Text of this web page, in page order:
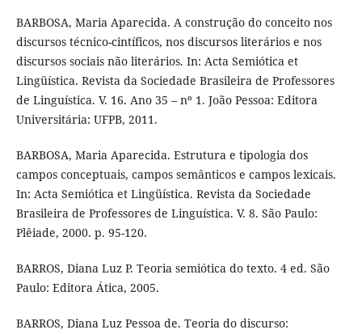
BARBOSA, Maria Aparecida. A construção do conceito nos
discursos técnico-cintíficos, nos discursos literários e nos
discursos sociais não literários. In: Acta Semiótica et
Lingüística. Revista da Sociedade Brasileira de Professores
de Linguística. V. 16. Ano 35 – nº 1. João Pessoa: Editora
Universitária: UFPB, 2011.
BARBOSA, Maria Aparecida. Estrutura e tipologia dos
campos conceptuais, campos semânticos e campos lexicais.
In: Acta Semiótica et Lingüística. Revista da Sociedade
Brasileira de Professores de Linguística. V. 8. São Paulo:
Plêiade, 2000. p. 95-120.
BARROS, Diana Luz P. Teoria semiótica do texto. 4 ed. São
Paulo: Editora Ática, 2005.
BARROS, Diana Luz Pessoa de. Teoria do discurso: